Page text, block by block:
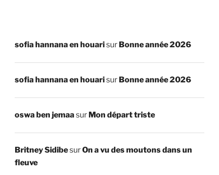
sofia hannana en houarisur Bonne année 2026
sofia hannana en houarisur Bonne année 2026
oswa ben jemaasur Mon départ triste
Britney SidibesurOn a vu des moutons dans un
fleuve